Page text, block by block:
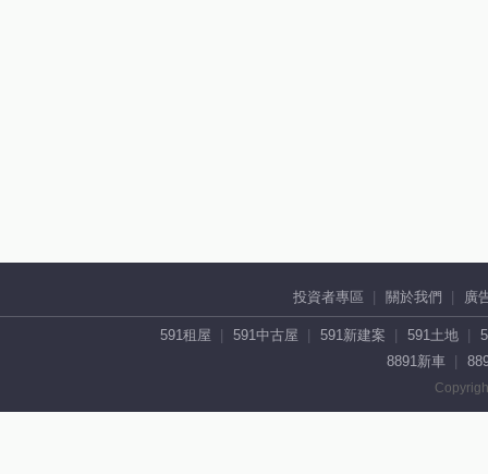
投資者專區 關於我們 廣
591租屋 591中古屋 591新建案 591土地
8891新車